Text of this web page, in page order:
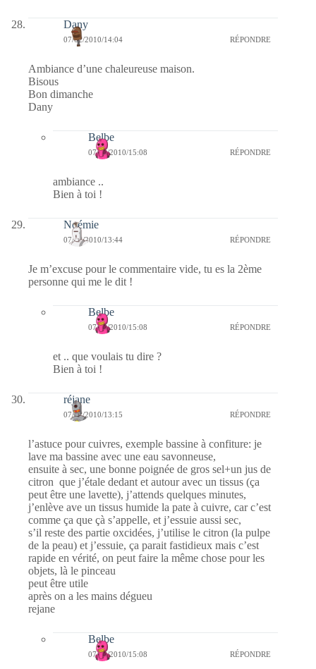
Dany
07/02/2010/14:04 RÉPONDRE
Ambiance d’une chaleureuse maison.
Bisous
Bon dimanche
Dany
Belbe
07/02/2010/15:08 RÉPONDRE
ambiance ..
Bien à toi !
Noémie
07/02/2010/13:44 RÉPONDRE
Je m’excuse pour le commentaire vide, tu es la 2ème
personne qui me le dit !
Belbe
07/02/2010/15:08 RÉPONDRE
et .. que voulais tu dire ?
Bien à toi !
réjane
07/02/2010/13:15 RÉPONDRE
l’astuce pour cuivres, exemple bassine à confiture: je
lave ma bassine avec une eau savonneuse,
ensuite à sec, une bonne poignée de gros sel+un jus de
citron que j’étale dedant et autour avec un tissus (ça
peut être une lavette), j’attends quelques minutes,
j’enlève ave un tissus humide la pate à cuivre, car c’est
comme ça que çà s’appelle, et j’essuie aussi sec,
s’il reste des partie oxcidées, j’utilise le citron (la pulpe
de la peau) et j’essuie, ça parait fastidieux mais c’est
rapide en vérité, on peut faire la même chose pour les
objets, là le pinceau
peut être utile
après on a les mains dégueu
rejane
Belbe
07/02/2010/15:08 RÉPONDRE